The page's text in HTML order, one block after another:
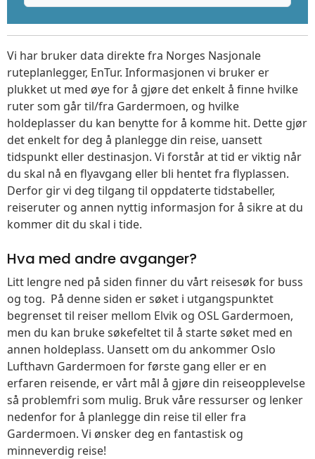
Vi har bruker data direkte fra Norges Nasjonale
ruteplanlegger, EnTur. Informasjonen vi bruker er
plukket ut med øye for å gjøre det enkelt å finne hvilke
ruter som går til/fra Gardermoen, og hvilke
holdeplasser du kan benytte for å komme hit. Dette gjør
det enkelt for deg å planlegge din reise, uansett
tidspunkt eller destinasjon. Vi forstår at tid er viktig når
du skal nå en flyavgang eller bli hentet fra flyplassen.
Derfor gir vi deg tilgang til oppdaterte tidstabeller,
reiseruter og annen nyttig informasjon for å sikre at du
kommer dit du skal i tide.
Hva med andre avganger?
Litt lengre ned på siden finner du vårt reisesøk for buss
og tog. På denne siden er søket i utgangspunktet
begrenset til reiser mellom Elvik og OSL Gardermoen,
men du kan bruke søkefeltet til å starte søket med en
annen holdeplass. Uansett om du ankommer Oslo
Lufthavn Gardermoen for første gang eller er en
erfaren reisende, er vårt mål å gjøre din reiseopplevelse
så problemfri som mulig. Bruk våre ressurser og lenker
nedenfor for å planlegge din reise til eller fra
Gardermoen. Vi ønsker deg en fantastisk og
minneverdig reise!